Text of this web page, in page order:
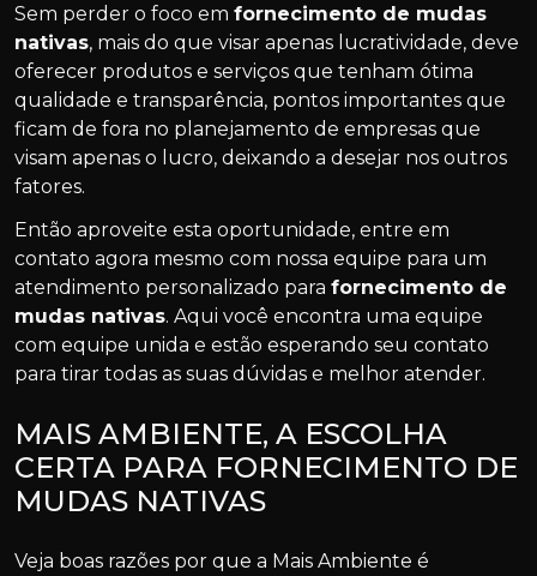
Sem perder o foco em fornecimento de mudas
nativas, mais do que visar apenas lucratividade, deve
oferecer produtos e serviços que tenham ótima
qualidade e transparência, pontos importantes que
ficam de fora no planejamento de empresas que
visam apenas o lucro, deixando a desejar nos outros
fatores.
Então aproveite esta oportunidade, entre em
contato agora mesmo com nossa equipe para um
atendimento personalizado para fornecimento de
mudas nativas. Aqui você encontra uma equipe
com equipe unida e estão esperando seu contato
para tirar todas as suas dúvidas e melhor atender.
MAIS AMBIENTE, A ESCOLHA
CERTA PARA FORNECIMENTO DE
MUDAS NATIVAS
Veja boas razões por que a Mais Ambiente é